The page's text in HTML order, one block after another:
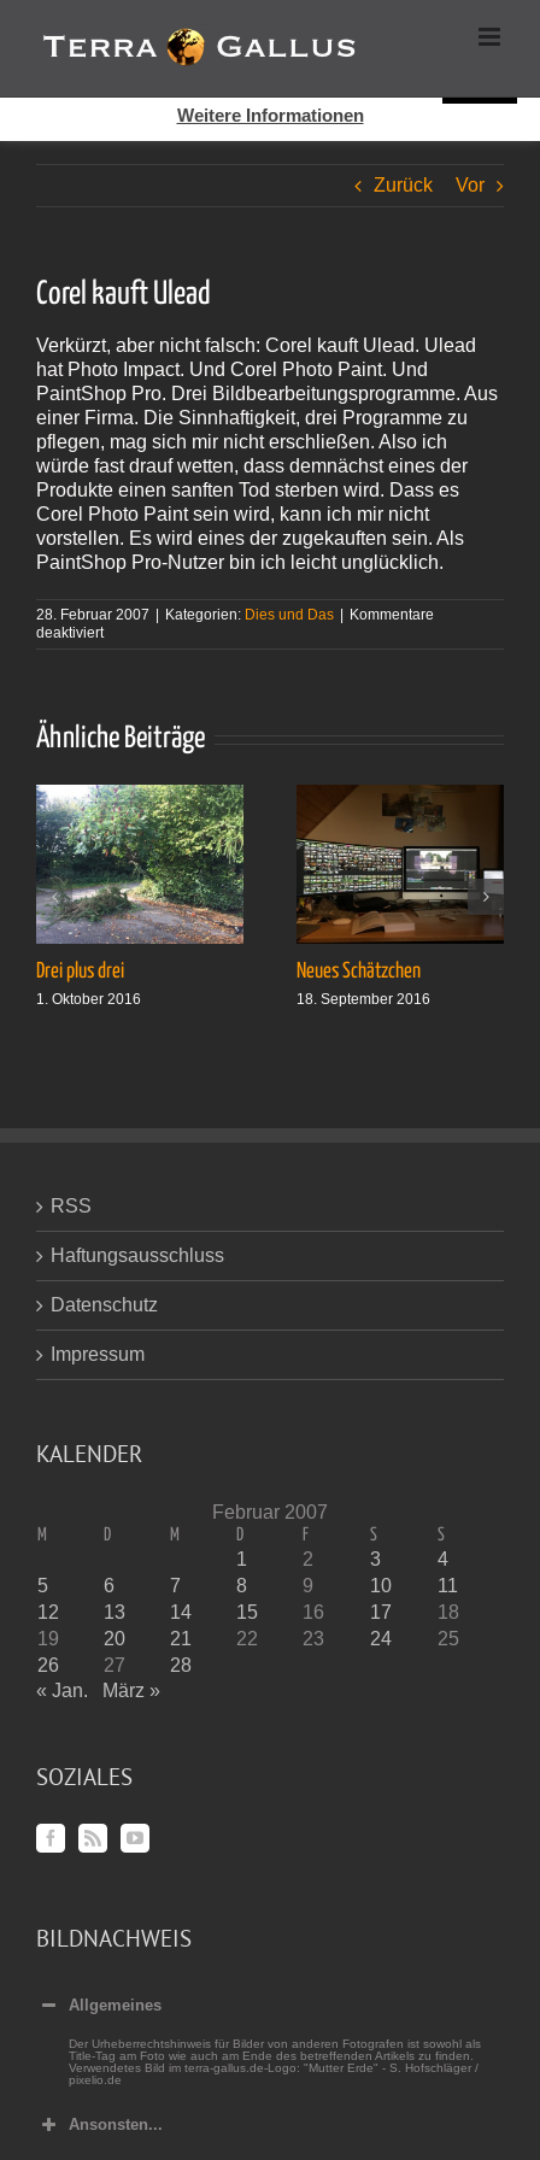
Inhalt
springen
Zurück Vor
Corel kauft Ulead
Verkürzt, aber nicht falsch: Corel kauft Ulead. Ulead
hat Photo Impact. Und Corel Photo Paint. Und
PaintShop Pro. Drei Bildbearbeitungsprogramme. Aus
einer Firma. Die Sinnhaftigkeit, drei Programme zu
pflegen, mag sich mir nicht erschließen. Also ich
würde fast drauf wetten, dass demnächst eines der
Produkte einen sanften Tod sterben wird. Dass es
Corel Photo Paint sein wird, kann ich mir nicht
vorstellen. Es wird eines der zugekauften sein. Als
PaintShop Pro-Nutzer bin ich leicht unglücklich.
28. Februar 2007 | Kategorien: Dies und Das | Kommentare
deaktiviertfür
Ähnliche Beiträge
Drei plus drei
1. Oktober 2016
Neues Schätzchen
18. September 2016
RSS
Haftungsausschluss
Datenschutz
Impressum
KALENDER
Februar 2007
M D M D F S S
1 2 3
4
5
6 7 8 9 10
11
12
13 14 15 16 17
18
19
20 21 22 23 24
25
26
27
28
« Jan.
März »
SOZIALES
BILDNACHWEIS
Allgemeines
Der Urheberrechtshinweis für Bilder von anderen Fotografen ist sowohl als
Title-Tag am Foto wie auch am Ende des betreffenden Artikels zu finden.
Verwendetes Bild im terra-gallus.de-Logo: "Mutter Erde" - S. Hofschläger /
pixelio.de
Ansonsten...
Cookies helfen auf auf dieser Seite bei der Bereitstellung der
Dienste. Durch die Nutzung dieser Webseite erklären Sie sich
Weitere Informationen